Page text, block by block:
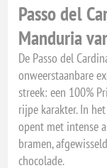
Passo del
Manduria
De Passo del
onweerstaanbare
streek: een 100%
rijpe karakter. In
opent met intense
bramen,
chocolade.